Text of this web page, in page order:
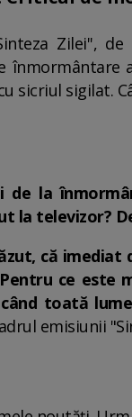
Zilei'',
sicriul sigilat.
de la
la televizor?
că imediat
ce este
toată
emisiunii